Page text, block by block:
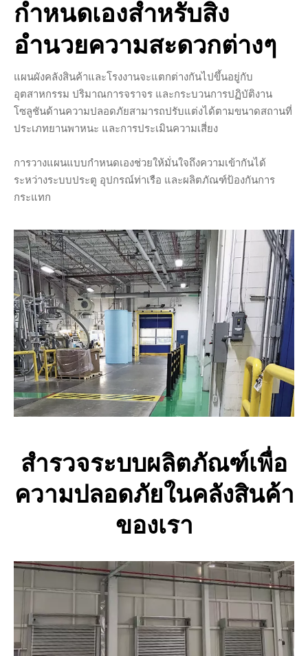
กำหนดเองสำหรับสิ่ง
อำนวยความสะดวกต่างๆ
แผนผังคลังสินค้าและโรงงานจะแตกต่างกันไปขึ้นอยู่กับ
อุตสาหกรรม ปริมาณการจราจร และกระบวนการปฏิบัติงาน
โซลูชันด้านความปลอดภัยสามารถปรับแต่งได้ตามขนาดสถานที่
ประเภทยานพาหนะ และการประเมินความเสี่ยง
การวางแผนแบบกำหนดเองช่วยให้มั่นใจถึงความเข้ากันได้
ระหว่างระบบประตู อุปกรณ์ท่าเรือ และผลิตภัณฑ์ป้องกันการ
กระแทก
สำรวจระบบผลิตภัณฑ์เพื่อ
ความปลอดภัยในคลังสินค้า
ของเรา